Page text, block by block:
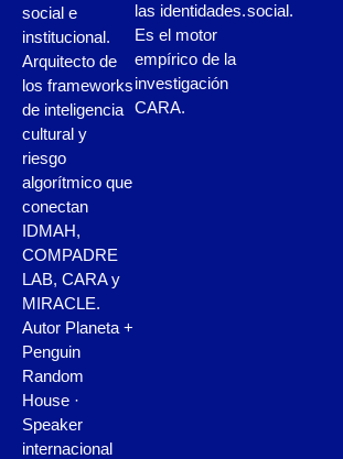
social e
institucional.
Arquitecto de
los frameworks
de inteligencia
cultural y
riesgo
algorítmico que
conectan
IDMAH,
COMPADRE
LAB, CARA y
MIRACLE.
Autor Planeta +
Penguin
Random
House ·
Speaker
internacional
las identidades.
Es el motor
empírico de la
investigación
CARA.
social.